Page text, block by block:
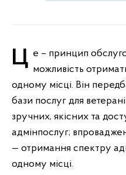
Це – принцип обслуговування, що дає можливість
одному місці. Він
бази послуг для
зручних, якісних та
адмінпослуг;
— отримання спектру
одному місці.